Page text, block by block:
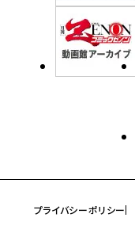
プライバシーポリシー